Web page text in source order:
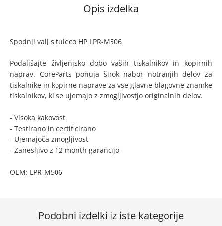
Opis izdelka
Spodnji valj s tuleco HP LPR-M506
Podaljšajte življenjsko dobo vaših tiskalnikov in kopirnih
naprav. CoreParts ponuja širok nabor notranjih delov za
tiskalnike in kopirne naprave za vse glavne blagovne znamke
tiskalnikov, ki se ujemajo z zmogljivostjo originalnih delov.
- Visoka kakovost
- Testirano in certificirano
- Ujemajoča zmogljivost
- Zanesljivo z 12 month garancijo
OEM: LPR-M506
Podobni izdelki iz iste kategorije